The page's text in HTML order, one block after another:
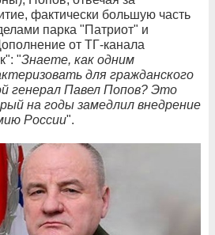
фактически большую часть
парка "Патриот" и
от ТГ-канала
"Знаете, как одним
для гражданского
генерал Павел Попов? Это
на годы замедлил внедрение
России".